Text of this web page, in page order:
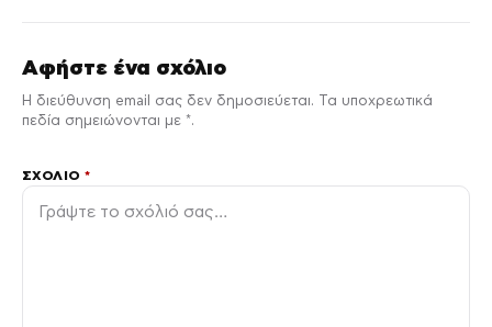
Αφήστε ένα σχόλιο
Η διεύθυνση email σας δεν δημοσιεύεται. Τα υποχρεωτικά
πεδία σημειώνονται με *.
ΣΧΌΛΙΟ*